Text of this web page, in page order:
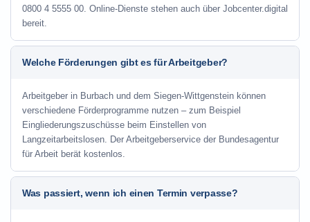
0800 4 5555 00. Online-Dienste stehen auch über Jobcenter.digital
bereit.
Welche Förderungen gibt es für Arbeitgeber?
Arbeitgeber in Burbach und dem Siegen-Wittgenstein können
verschiedene Förderprogramme nutzen – zum Beispiel
Eingliederungszuschüsse beim Einstellen von
Langzeitarbeitslosen. Der Arbeitgeberservice der Bundesagentur
für Arbeit berät kostenlos.
Was passiert, wenn ich einen Termin verpasse?